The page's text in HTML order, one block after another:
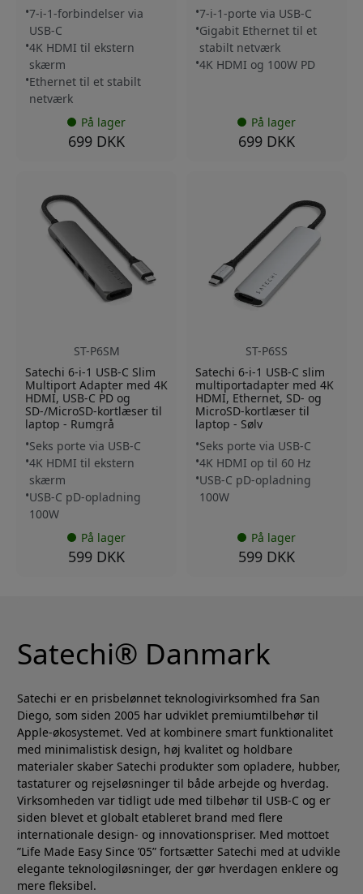
7-i-1-forbindelser via
USB-C
4K HDMI til ekstern
skærm
Ethernet til et stabilt
netværk
På lager
699 DKK
7-i-1-porte via USB-C
Gigabit Ethernet til et
stabilt netværk
4K HDMI og 100W PD
På lager
699 DKK
ST-P6SM
Satechi 6-i-1 USB-C Slim
Multiport Adapter med 4K
HDMI, USB-C PD og
SD-/MicroSD-kortlæser til
laptop - Rumgrå
Seks porte via USB-C
4K HDMI til ekstern
skærm
USB-C pD-opladning
100W
På lager
599 DKK
ST-P6SS
Satechi 6-i-1 USB-C slim
multiportadapter med 4K
HDMI, Ethernet, SD- og
MicroSD-kortlæser til
laptop - Sølv
Seks porte via USB-C
4K HDMI op til 60 Hz
USB-C pD-opladning
100W
På lager
599 DKK
Satechi® Danmark
Satechi er en prisbelønnet teknologivirksomhed fra San
Diego, som siden 2005 har udviklet premiumtilbehør til
Apple-økosystemet. Ved at kombinere smart funktionalitet
med minimalistisk design, høj kvalitet og holdbare
materialer skaber Satechi produkter som opladere, hubber,
tastaturer og rejseløsninger til både arbejde og hverdag.
Virksomheden var tidligt ude med tilbehør til USB-C og er
siden blevet et globalt etableret brand med flere
internationale design- og innovationspriser. Med mottoet
”Life Made Easy Since ’05” fortsætter Satechi med at udvikle
elegante teknologiløsninger, der gør hverdagen enklere og
mere fleksibel.